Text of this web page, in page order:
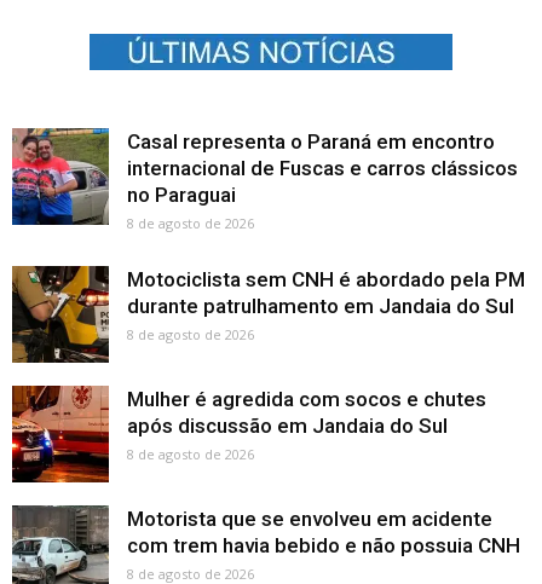
Casal representa o Paraná em encontro
internacional de Fuscas e carros clássicos
no Paraguai
8 de agosto de 2026
Motociclista sem CNH é abordado pela PM
durante patrulhamento em Jandaia do Sul
8 de agosto de 2026
Mulher é agredida com socos e chutes
após discussão em Jandaia do Sul
8 de agosto de 2026
Motorista que se envolveu em acidente
com trem havia bebido e não possuia CNH
8 de agosto de 2026